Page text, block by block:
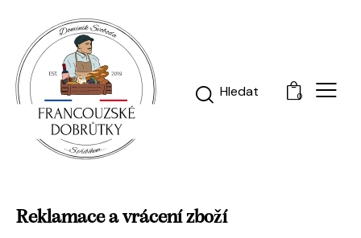
0
Reklamace a vrácení zboží